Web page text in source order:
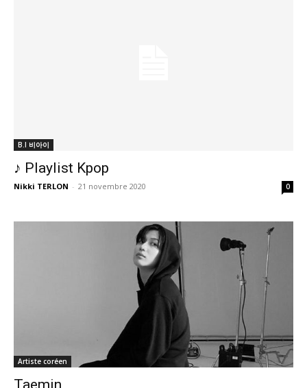
B.I 비아이
♪ Playlist Kpop
Nikki TERLON - 21 novembre 2020 0
Artiste coréen
Taemin